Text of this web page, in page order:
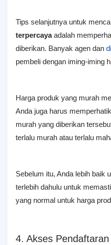
Tips selanjutnya untuk
terpercayaadalah
diberikan. Banyak agen dan
pembeli dengan iming-iming
Harga produk yang murah
Anda juga harus
murah yang diberikan
terlalu murah atau terlalu
Sebelum itu, Anda lebih baik
terlebih dahulu untuk
yang normal untuk harga
4. Akses